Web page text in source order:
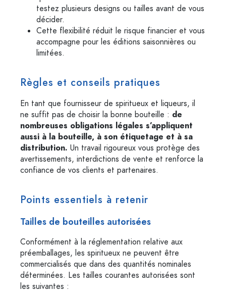
testez plusieurs designs ou tailles avant de vous
décider.
Cette flexibilité réduit le risque financier et vous
accompagne pour les éditions saisonnières ou
limitées.
Règles et conseils pratiques
En tant que fournisseur de spiritueux et liqueurs, il
ne suffit pas de choisir la bonne bouteille : de
nombreuses obligations légales s’appliquent
aussi à la bouteille, à son étiquetage et à sa
distribution. Un travail rigoureux vous protège des
avertissements, interdictions de vente et renforce la
confiance de vos clients et partenaires.
Points essentiels à retenir
Tailles de bouteilles autorisées
Conformément à la réglementation relative aux
préemballages, les spiritueux ne peuvent être
commercialisés que dans des quantités nominales
déterminées. Les tailles courantes autorisées sont
les suivantes :